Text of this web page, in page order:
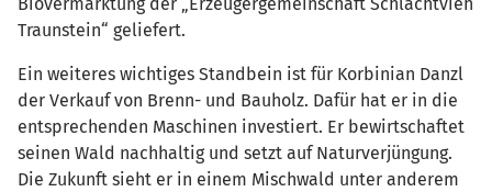
Biovermarktung der „Erzeugergemeinschaft Schlachtvieh
Traunstein“ geliefert.
Ein weiteres wichtiges Standbein ist für Korbinian Danzl
der Verkauf von Brenn- und Bauholz. Dafür hat er in die
entsprechenden Maschinen investiert. Er bewirtschaftet
seinen Wald nachhaltig und setzt auf Naturverjüngung.
Die Zukunft sieht er in einem Mischwald unter anderem